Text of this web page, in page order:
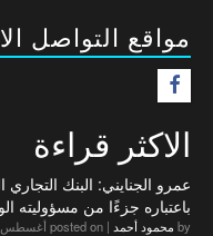
مواقع التواصل
الاكثر قراءة
عمرو الجنايني: البنك
باعتباره جزءًا من مسؤوليته
by محمود أحمد | posted on أغسطس 5, 2026